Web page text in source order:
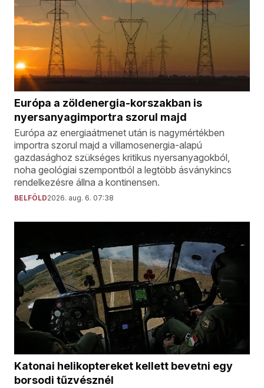
Európa a zöldenergia-korszakban is
nyersanyagimportra szorul majd
Európa az energiaátmenet után is nagymértékben
importra szorul majd a villamosenergia-alapú
gazdasághoz szükséges kritikus nyersanyagokból,
noha geológiai szempontból a legtöbb ásványkincs
rendelkezésre állna a kontinensen.
BELFÖLD2026. aug. 6. 07:38
Katonai helikoptereket kellett bevetni egy
borsodi tűzvésznél